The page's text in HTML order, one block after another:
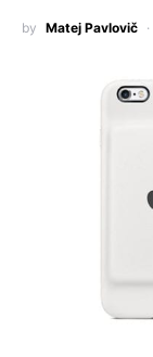
by Matej Pavlovič